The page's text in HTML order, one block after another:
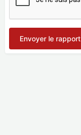
Envoyer le rapport